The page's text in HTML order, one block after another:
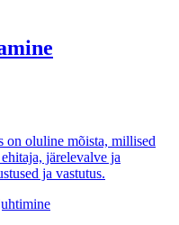
on oluline mõista, millised
järelevalve ja
ja vastutus.